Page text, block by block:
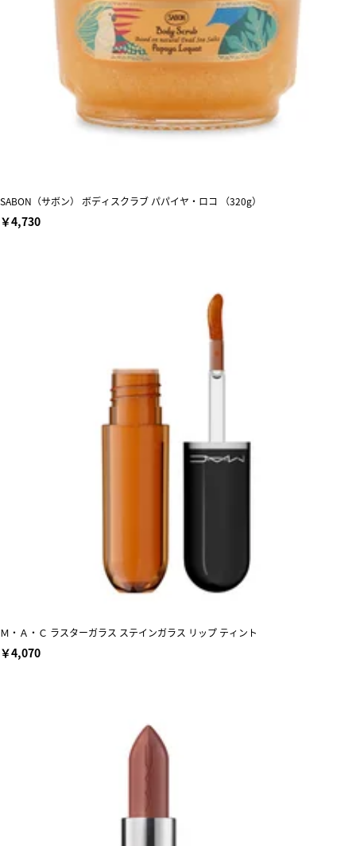
SABON（サボン） ボディスクラブ パパイヤ・ロコ （320g）
￥4,730
Ｍ・Ａ・Ｃ ラスターガラス ステインガラス リップ ティント
￥4,070